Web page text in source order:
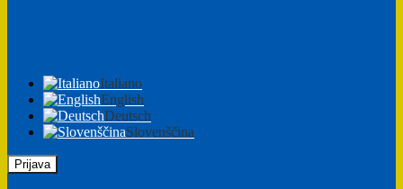
Italiano
English
Deutsch
Slovenščina
Prijava